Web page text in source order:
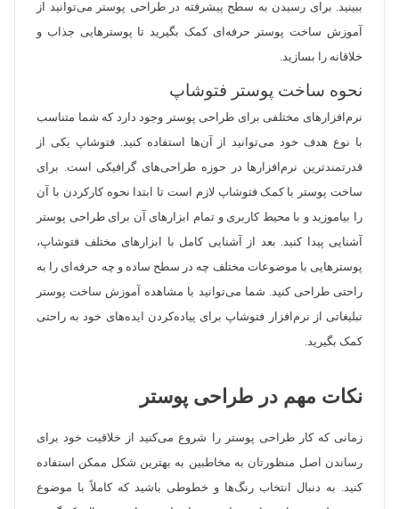
ببینید. برای رسیدن به سطح پیشرفته در طراحی پوستر می‌توانید از
آموزش ساخت پوستر حرفه‌ای کمک بگیرید تا پوسترهایی جذاب و
خلاقانه را بسازید.
نحوه ساخت پوستر فتوشاپ
نرم‌افزارهای مختلفی برای طراحی پوستر وجود دارد که شما متناسب
با نوع هدف خود می‌توانید از آن‌ها استفاده کنید. فتوشاپ یکی از
قدرتمندترین نرم‌افزارها در حوزه طراحی‌های گرافیکی است. برای
ساخت پوستر با کمک فتوشاپ لازم است تا ابتدا نحوه کارکردن با آن
را بیاموزید و با محیط کاربری و تمام ابزارهای آن برای طراحی پوستر
آشنایی پیدا کنید. بعد از آشنایی کامل با ابزارهای مختلف فتوشاپ،
پوسترهایی با موضوعات مختلف چه در سطح ساده و چه حرفه‌ای را به
راحتی طراحی کنید. شما می‌توانید با مشاهده آموزش ساخت پوستر
تبلیغاتی از نرم‌افزار فتوشاپ برای پیاده‌کردن ایده‌های خود به راحتی
کمک بگیرید.
نکات مهم در طراحی پوستر
زمانی که کار طراحی پوستر را شروع می‌کنید از خلاقیت خود برای
رساندن اصل منظورتان به مخاطبین به بهترین شکل ممکن استفاده
کنید. به دنبال انتخاب رنگ‌ها و خطوطی باشید که کاملاً با موضوع